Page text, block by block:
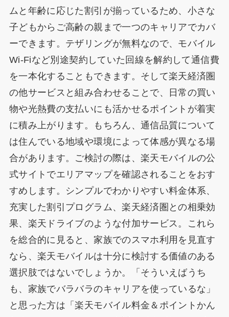
ムと年齢に応じた割引が揃っているため、小さな
子どもからご高齢の親まで一つのキャリアでカバ
ーできます。テザリングが無料なので、モバイル
Wi-Fiなど別途契約していた回線を解約して通信費
を一本化することもできます。そして楽天経済圏
の他サービスと組み合わせることで、日常の買い
物や光熱費の支払いにも活かせるポイントが着実
に積み上がります。もちろん、通信品質について
は住んでいる地域や環境によって体感が異なる場
合があります。ご検討の際は、楽天モバイルの公
式サイトでエリアマップを確認されることをおす
すめします。シンプルでわかりやすい料金体系、
充実した割引プログラム、楽天経済圏との相乗効
果、楽天ドライブのような付加サービス。これら
を総合的に見ると、家族でのスマホ利用を見直す
なら、楽天モバイルは十分に検討する価値のある
選択肢ではないでしょうか。「そういえばうち
も、家族でバラバラのキャリアを使っているな」
と思った方は「楽天モバイル料金＆ポイントかん